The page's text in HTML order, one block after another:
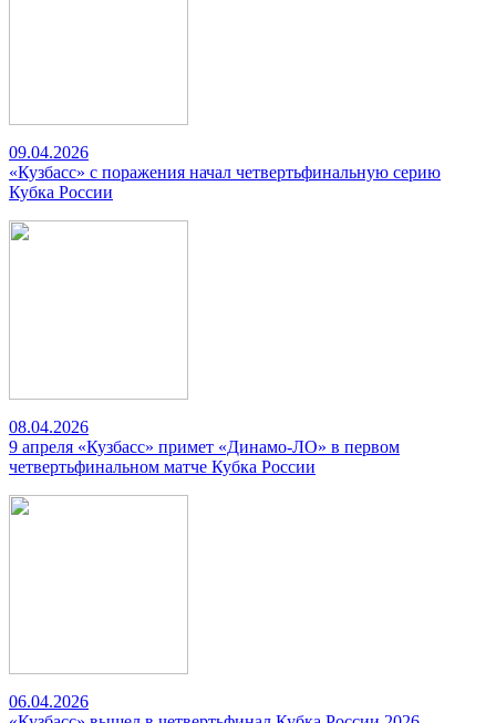
09.04.2026
«Кузбасс» с поражения начал четвертьфинальную серию
Кубка России
08.04.2026
9 апреля «Кузбасс» примет «Динамо-ЛО» в первом
четвертьфинальном матче Кубка России
06.04.2026